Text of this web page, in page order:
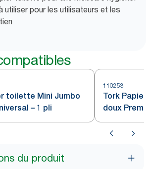
utiliser pour les utilisateurs et les
toilette Mini Jumbo
– 1 pli
110253
Tork Papier
doux
du produit